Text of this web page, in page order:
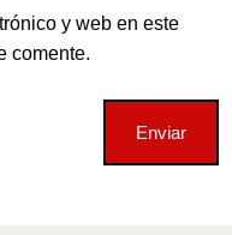
y web en este
comente.
Enviar